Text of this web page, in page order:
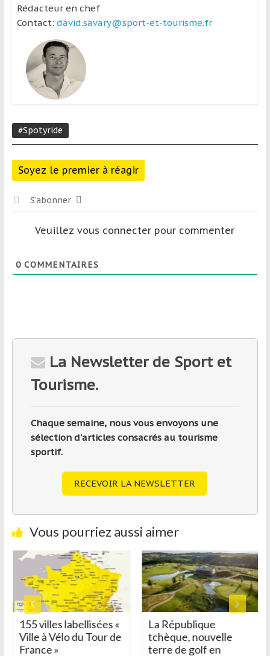
Rédacteur en chef
Contact: david.savary@sport-et-tourisme.fr
#Spotyride
Soyez le premier à réagir
S’abonner
Veuillez vous connecter pour commenter
0COMMENTAIRES
La Newsletter de Sport et
Tourisme.
Chaque semaine, nous vous envoyons une
sélection d'articles consacrés au tourisme
sportif.
RECEVOIR LA NEWSLETTER
Vous pourriez aussi aimer
155 villes labellisées «
Ville à Vélo du Tour de
France »
La République
tchèque, nouvelle
terre de golf en